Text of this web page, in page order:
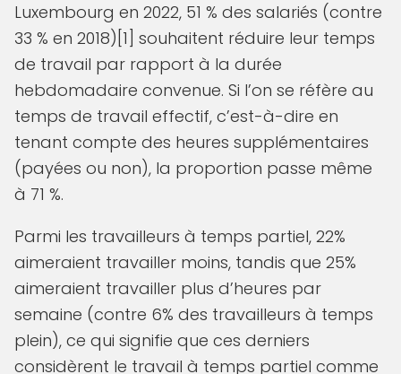
Luxembourg en 2022, 51 % des salariés (contre
33 % en 2018)[1] souhaitent réduire leur temps
de travail par rapport à la durée
hebdomadaire convenue. Si l’on se réfère au
temps de travail effectif, c’est-à-dire en
tenant compte des heures supplémentaires
(payées ou non), la proportion passe même
à 71 %.
Parmi les travailleurs à temps partiel, 22%
aimeraient travailler moins, tandis que 25%
aimeraient travailler plus d’heures par
semaine (contre 6% des travailleurs à temps
plein), ce qui signifie que ces derniers
considèrent le travail à temps partiel comme